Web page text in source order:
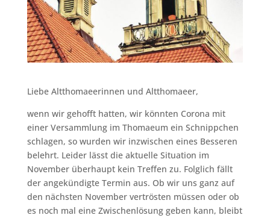
Liebe Altthomaeerinnen und Altthomaeer,
wenn wir gehofft hatten, wir könnten Corona mit
einer Versammlung im Thomaeum ein Schnippchen
schlagen, so wurden wir inzwischen eines Besseren
belehrt. Leider lässt die aktuelle Situation im
November überhaupt kein Treffen zu. Folglich fällt
der angekündigte Termin aus. Ob wir uns ganz auf
den nächsten November vertrösten müssen oder ob
es noch mal eine Zwischenlösung geben kann, bleibt